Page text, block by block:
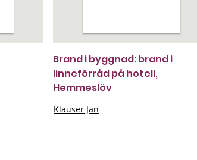
Brand i byggnad: brand i
linneförråd på hotell,
Hemmeslöv
Klauser Jan